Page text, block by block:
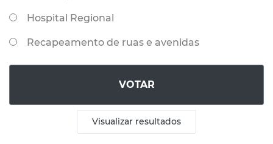
Hospital Regional
Recapeamento de ruas e avenidas
VOTAR
Visualizar resultados